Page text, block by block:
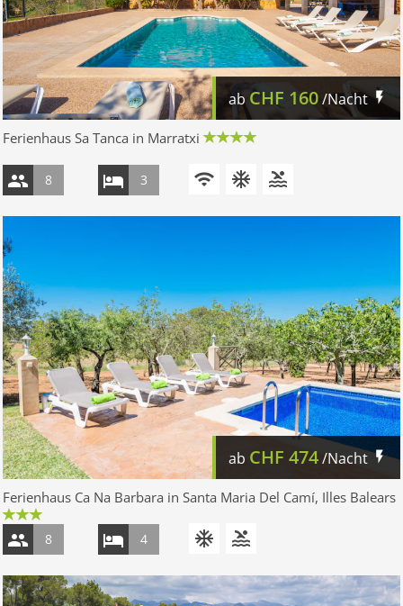
ab CHF 160/Nacht
Ferienhaus Sa Tanca in Marratxi
8 3
ab CHF 474/Nacht
Ferienhaus Ca Na Barbara in Santa Maria Del Camí, Illes Balears
8 4